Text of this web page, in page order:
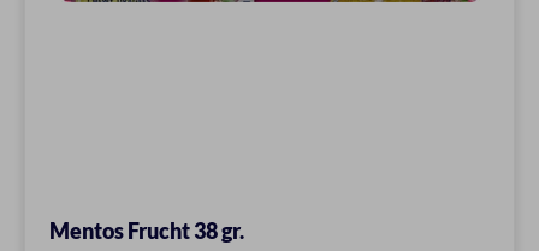
Mentos Frucht 38 gr.